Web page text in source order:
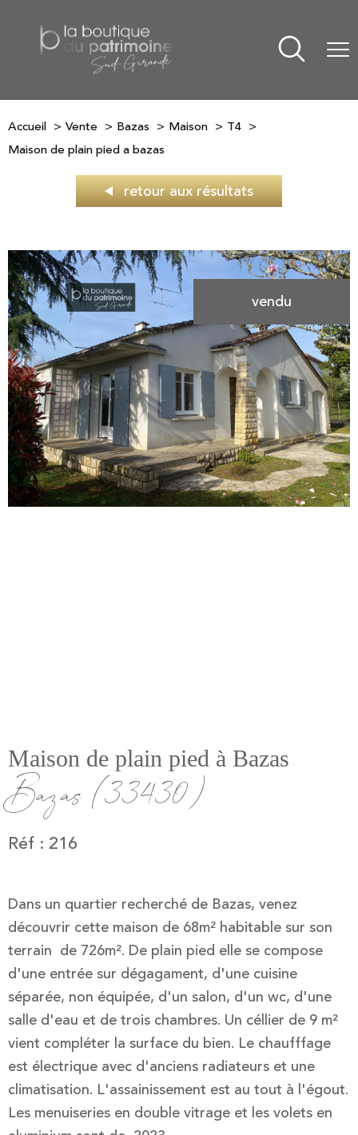
Accueil Vente Bazas Maison
T4
Maison de plain pied a bazas
retour aux résultats
vendu
Maison de plain pied à Bazas
Bazas (33430)
Réf : 216
Dans un quartier recherché de Bazas, venez
découvrir cette maison de 68m² habitable sur son
terrain de 726m². De plain pied elle se compose
d'une entrée sur dégagament, d'une cuisine
séparée, non équipée, d'un salon, d'un wc, d'une
salle d'eau et de trois chambres. Un céllier de 9 m²
vient compléter la surface du bien. Le chaufffage
est électrique avec d'anciens radiateurs et une
climatisation. L'assainissement est au tout à l'égout.
Les menuiseries en double vitrage et les volets en